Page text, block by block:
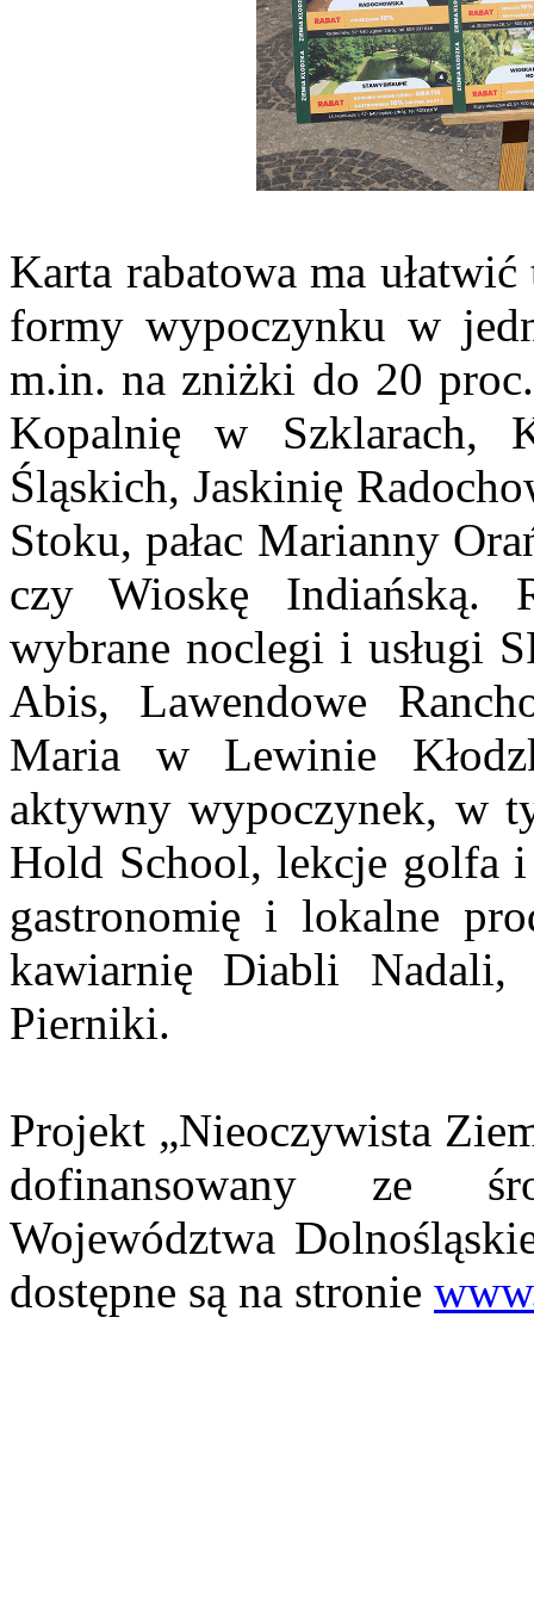
Karta rabatowa ma
formy wypoczynku w
m.in. na zniżki do 20
Kopalnię w Szklarach,
Śląskich, Jaskinię
Stoku, pałac Marianny
czy Wioskę Indiańską.
wybrane noclegi i usługi
Abis, Lawendowe
Maria w Lewinie
aktywny wypoczynek, w
Hold School, lekcje golfa
gastronomię i lokalne
kawiarnię Diabli Nadali,
Pierniki.
Projekt „Nieoczywista
dofinansowany ze
Województwa
dostępne są na stronie